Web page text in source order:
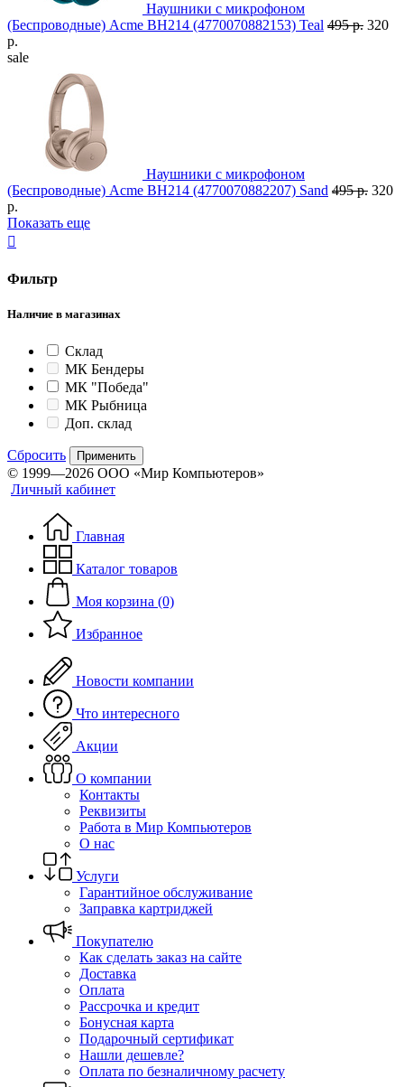
Наушники с микрофоном
(Беспроводные) Acme BH214 (4770070882153) Teal 495 р. 320
р.
sale
Наушники с микрофоном
(Беспроводные) Acme BH214 (4770070882207) Sand 495 р. 320
р.
Показать еще

Фильтр
Наличие в магазинах
Склад
МК Бендеры
МК "Победа"
МК Рыбница
Доп. склад
Сбросить Применить
© 1999—2026 ООО «Мир Компьютеров»
Личный кабинет
Главная
Каталог товаров
Моя корзина (0)
Избранное
Новости компании
Что интересного
Акции
О компании
Контакты
Реквизиты
Работа в Мир Компьютеров
О нас
Услуги
Гарантийное обслуживание
Заправка картриджей
Покупателю
Как сделать заказ на сайте
Доставка
Оплата
Рассрочка и кредит
Бонусная карта
Подарочный сертификат
Нашли дешевле?
Оплата по безналичному расчету